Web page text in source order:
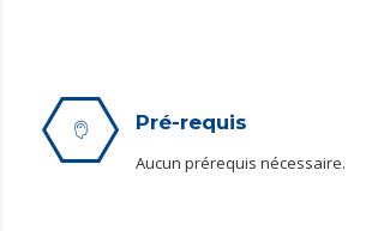
Pré-requis
Aucun prérequis nécessaire.